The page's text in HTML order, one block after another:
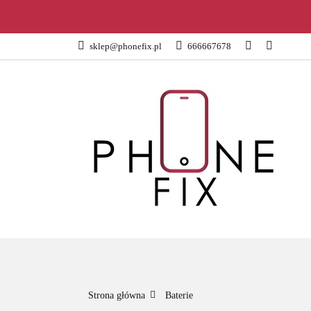
sklep@phonefix.pl 666667678
AKCESORIA
Strona główna Baterie